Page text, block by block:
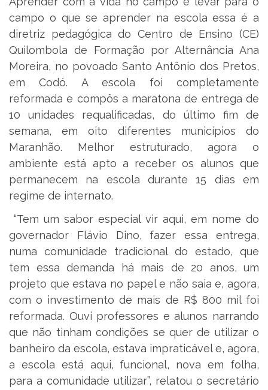
campo o que se aprender na escola essa é a
diretriz pedagógica do Centro de Ensino (CE)
Quilombola de Formação por Alternância Ana
Moreira, no povoado Santo Antônio dos Pretos,
em Codó. A escola foi completamente
reformada e compôs a maratona de entrega de
10 unidades requalificadas, do último fim de
semana, em oito diferentes municípios do
Maranhão. Melhor estruturado, agora o
ambiente está apto a receber os alunos que
permanecem na escola durante 15 dias em
regime de internato.
“Tem um sabor especial vir aqui, em nome do
governador Flávio Dino, fazer essa entrega,
numa comunidade tradicional do estado, que
tem essa demanda há mais de 20 anos, um
projeto que estava no papel e não saia e, agora,
com o investimento de mais de R$ 800 mil foi
reformada. Ouvi professores e alunos narrando
que não tinham condições se quer de utilizar o
banheiro da escola, estava impraticável e, agora,
a escola está aqui, funcional, nova em folha,
para a comunidade utilizar”, relatou o secretário